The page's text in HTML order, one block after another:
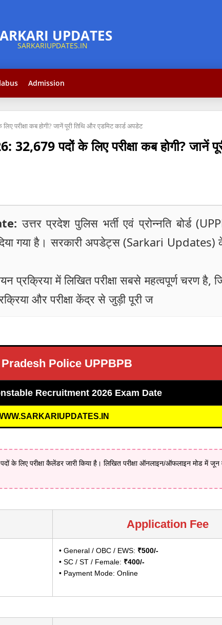
Admission
कब होगी? जानें पूरी तिथि और एडमिट कार्ड अपडेट
पदों के लिए परीक्षा कब होगी? जानें
उत्तर प्रदेश पुलिस भर्ती एवं प्रोन्नति बोर्ड
गया है। सरकारी अपडेट्स (Sarkari Updates)
प्रक्रिया में लिखित परीक्षा सबसे महत्वपूर्ण चरण है,
और परीक्षा केंद्र से जुड़ी पूरी ज
Police UPPBPB
Recruitment 2026 Exam Date
के लिए परीक्षा कैलेंडर जारी किया है। लिखित परीक्षा ऑनलाइन/ऑफलाइन मोड में जून
Application Fee
• General / OBC / EWS: ₹500/-
• SC / ST / Female: ₹400/-
• Payment Mode: Online